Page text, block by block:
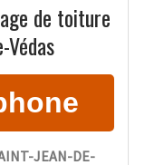
de toiture
JEAN-DE-